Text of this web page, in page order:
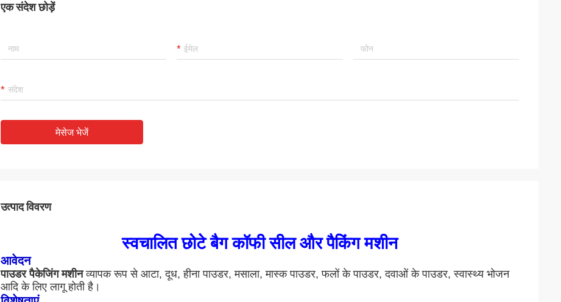
एक संदेश छोड़ें
मेसेज भेजें
उत्पाद विवरण
स्वचालित छोटे बैग कॉफी सील और पैकिंग मशीन
आवेदन
पाउडर पैकेजिंग मशीनव्यापक रूप से आटा, दूध, हीना पाउडर, मसाला, मास्क पाउडर, फलों के पाउडर, दवाओं के पाउडर, स्वास्थ्य भोजन
आदि के लिए लागू होती है।